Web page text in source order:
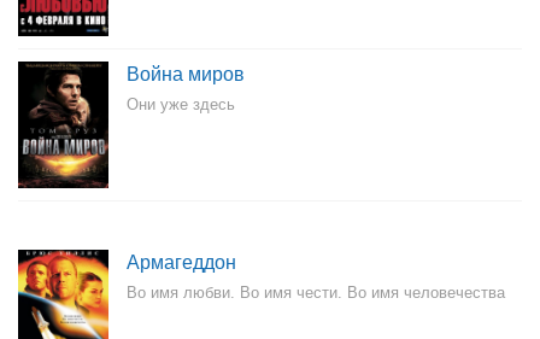
Война миров
Они уже здесь
Армагеддон
Во имя любви. Во имя чести. Во имя человечества